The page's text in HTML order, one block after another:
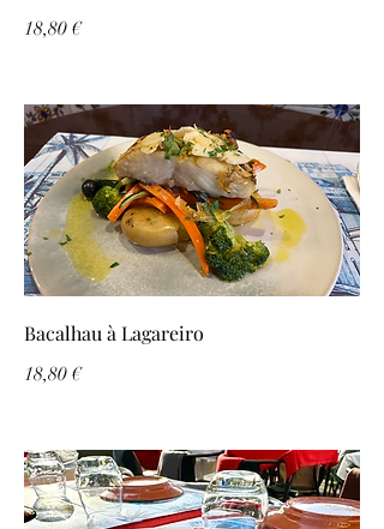
18,80 €
Bacalhau à Lagareiro
18,80 €